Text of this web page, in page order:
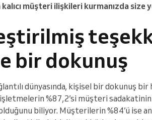
müşteri ilişkileri kurmanızda size
bir dokunuş
dünyasında, kişisel bir dokunuş
%87,2’si müşteri sadakatinin
biliyor. Müşterilerin %84’ü ise